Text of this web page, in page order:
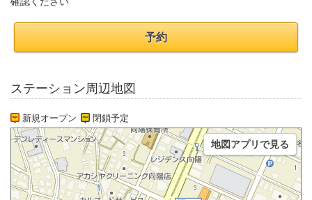
予約
ステーション周辺地図
新規オープン 閉鎖予定
地図アプリで見る